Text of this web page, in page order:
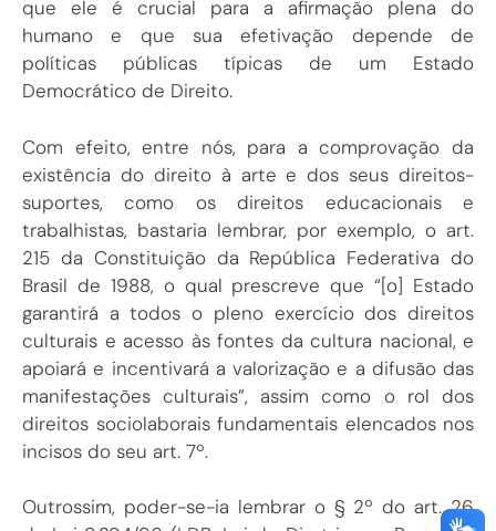
que ele é crucial para a afirmação plena do
humano e que sua efetivação depende de
políticas públicas típicas de um Estado
Democrático de Direito.
Com efeito, entre nós, para a comprovação da
existência do direito à arte e dos seus direitos-
suportes, como os direitos educacionais e
trabalhistas, bastaria lembrar, por exemplo, o art.
215 da Constituição da República Federativa do
Brasil de 1988, o qual prescreve que “[o] Estado
garantirá a todos o pleno exercício dos direitos
culturais e acesso às fontes da cultura nacional, e
apoiará e incentivará a valorização e a difusão das
manifestações culturais”, assim como o rol dos
direitos sociolaborais fundamentais elencados nos
incisos do seu art. 7º.
Outrossim, poder-se-ia lembrar o § 2º do art. 26